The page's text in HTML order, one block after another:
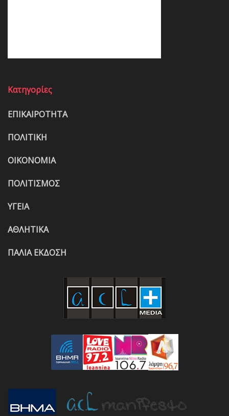
Κατηγορίες
ΕΠΙΚΑΙΡΟΤΗΤΑ
ΠΟΛΙΤΙΚΗ
ΟΙΚΟΝΟΜΙΑ
ΠΟΛΙΤΙΣΜΟΣ
ΥΓΕΙΑ
ΑΘΛΗΤΙΚΑ
ΠΑΛΙΑ ΕΚΔΟΣΗ